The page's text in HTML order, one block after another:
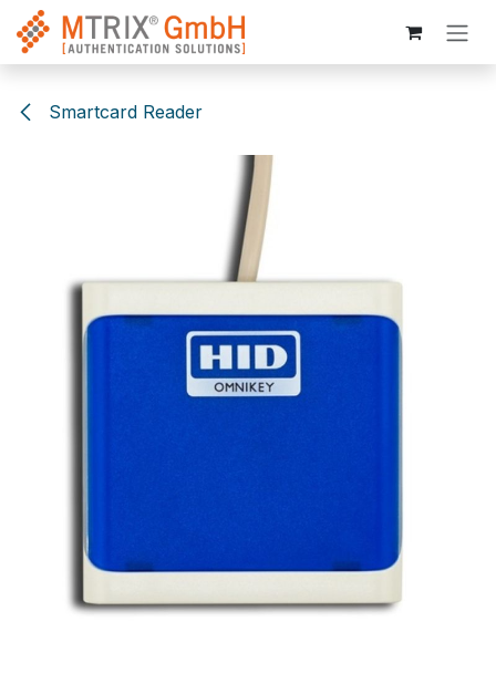
Zum Inhalt springen
Smartcard Reader